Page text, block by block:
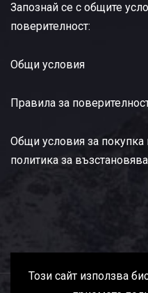
Запознай се с общите
поверителност:
Общи условия
Правила за
Общи условия за покупка
политика за
Този сайт използва